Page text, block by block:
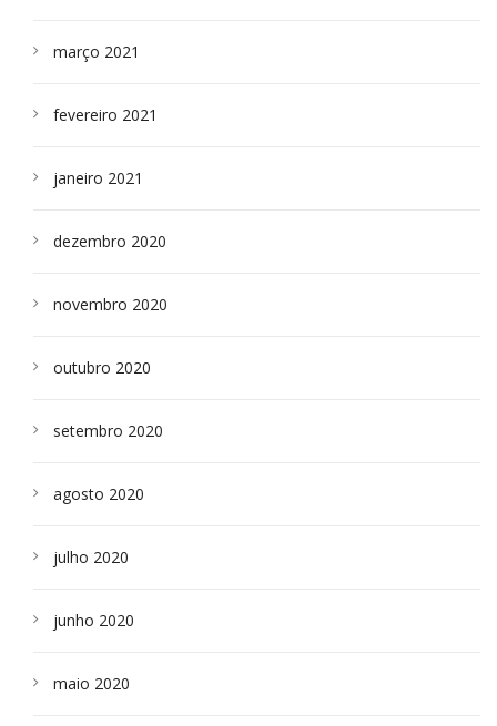
março 2021
fevereiro 2021
janeiro 2021
dezembro 2020
novembro 2020
outubro 2020
setembro 2020
agosto 2020
julho 2020
junho 2020
maio 2020